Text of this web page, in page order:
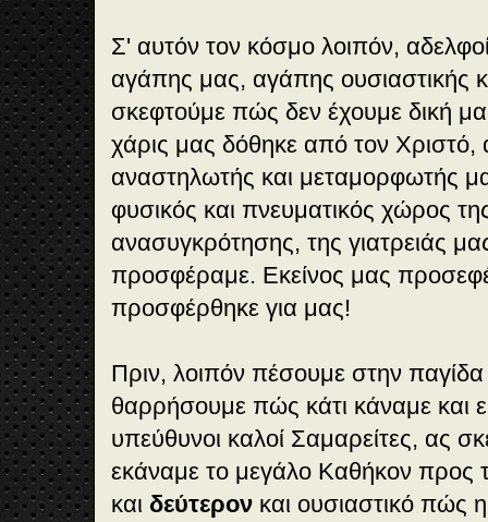
Σ' αυτόν τον κόσμο λοιπόν,
αγάπης μας, αγάπης ουσιαστικής
σκεφτούμε πώς δεν έχουμε δική
χάρις μας δόθηκε από τον Χριστό,
αναστηλωτής και μεταμορφωτής
φυσικός και πνευματικός χώρος
ανασυγκρότησης, της γιατρειάς
προσφέραμε. Εκείνος μας
προσφέρθηκε για μας!
Πριν, λοιπόν πέσουμε στην παγίδα
θαρρήσουμε πώς κάτι κάναμε και
υπεύθυνοι καλοί Σαμαρείτες, ας
εκάναμε το μεγάλο Καθήκον προς
και δεύτερον και ουσιαστικό πώς